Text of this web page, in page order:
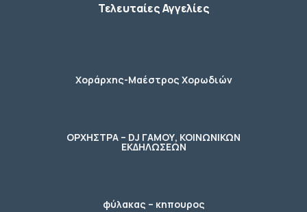
Τελευταίες Αγγελίες
Χοράρχης-Μαέστρος Χορωδιών
ΟΡΧΗΣΤΡΑ – DJ ΓΑΜΟΥ, ΚΟΙΝΩΝΙΚΩΝ
ΕΚΔΗΛΩΣΕΩΝ
φύλακας – κηπουρος